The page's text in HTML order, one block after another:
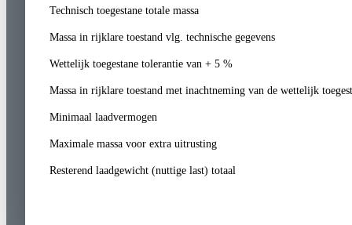
Technisch toegestane totale massa
Massa in rijklare toestand vlg. technische gegevens
Wettelijk toegestane tolerantie van + 5 %
Massa in rijklare toestand met inachtneming van de wettelijk
Minimaal laadvermogen
Maximale massa voor extra uitrusting
Resterend laadgewicht (nuttige last) totaal